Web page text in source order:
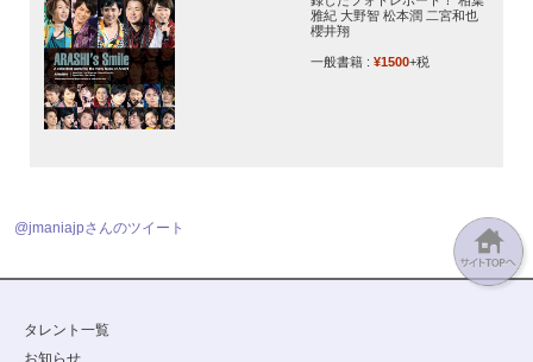
雅紀 大野智 松本潤 二宮和也
櫻井翔
一般書籍 : ¥1500+税
@jmaniajpさんのツイート
タレント一覧